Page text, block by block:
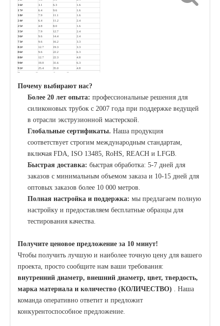
16# 3.1 6.3
1.6
17#
6.4 9.6 1.6
18# 7.9 11.1
1.6
24#
6.4 11.2 2.4
25# 4.8 8.0
1.6
35#
7.9 12.7
2.4
36#
9.6 14.4 2.4
73# 9.6 16.2
3.3
82#
12.7 19.3 3.3
86# 9.6 22.2
6.3
88#
12.7 22.3 4.8
90# 19.0 31.6
6.3
92#
25.4 35.0
4.8
Примечание. Это неполный список. Свяжитесь с нами для
размеров.
Почему выбирают нас?
Более 20 лет опыта: профессиональные решения для
силиконовых трубок с 2007 года при поддержке ведущей
в отрасли экструзионной мастерской.
Глобальные сертификаты. Наша продукция
соответствует строгим международным стандартам,
включая FDA, ISO 13485, RoHS, REACH и LFGB.
Быстрая доставка: быстрая обработка: 5-7 дней для
заказов с минимальным объемом заказа и 10-15 дней для
оптовых заказов более 10 000 метров.
Полная настройка и поддержка: мы предлагаем полную
настройку и предоставляем бесплатные образцы для
тестирования качества.
Получите ценовое предложение за 10 минут!
Чтобы получить лучшую и наиболее точную цену для вашего
проекта, просто сообщите нам ваши требования:
внутренний диаметр, внешний диаметр, цвет, твердость,
марка материала и количество (КОЛИЧЕСТВО) . Наша
команда оперативно ответит и предложит
конкурентоспособное предложение.